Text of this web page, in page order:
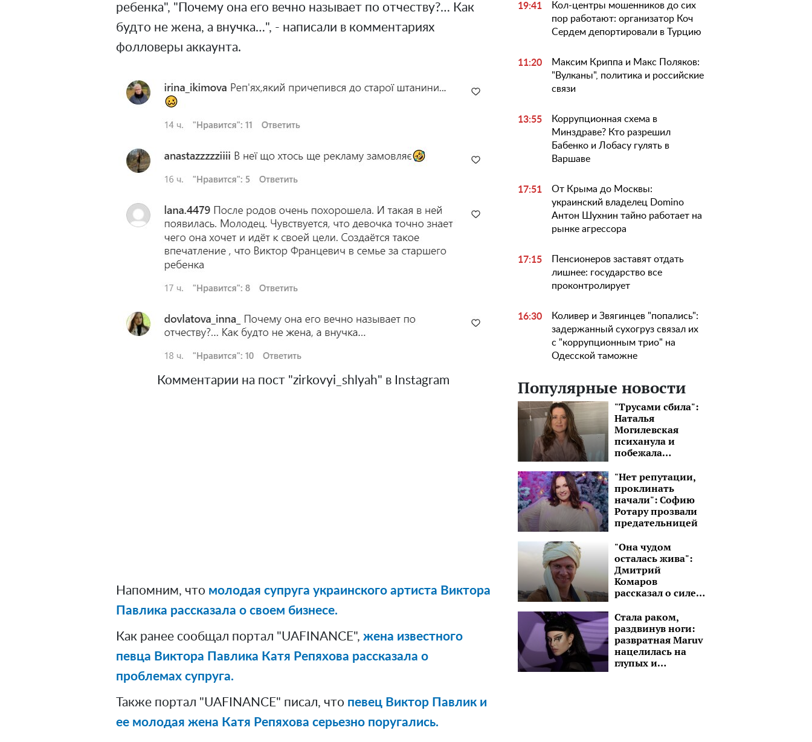
ребенка", "Почему она его вечно называет по отчеству?… Как
будто не жена, а внучка…", - написали в комментариях
фолловеры аккаунта.
Комментарии на пост "zirkovyi_shlyah" в Instagram
Напомним, что молодая супруга украинского артиста Виктора
Павлика рассказала о своем бизнесе.
Как ранее сообщал портал "UAFINANCE", жена известного
певца Виктора Павлика Катя Репяхова рассказала о
проблемах супруга.
Также портал "UAFINANCE" писал, что певец Виктор Павлик и
ее молодая жена Катя Репяхова серьезно поругались.
19:41
Кол-центры мошенников до сих
пор работают: организатор Коч
Сердем депортировали в Турцию
11:20
Максим Криппа и Макс Поляков:
"Вулканы", политика и российские
связи
13:55
Коррупционная схема в
Минздраве? Кто разрешил
Бабенко и Лобасу гулять в
Варшаве
17:51
От Крыма до Москвы:
украинский владелец Domino
Антон Шухнин тайно работает на
рынке агрессора
17:15
Пенсионеров заставят отдать
лишнее: государство все
проконтролирует
16:30
Коливер и Звягинцев "попались":
задержанный сухогруз связал их
с "коррупционным трио" на
Одесской таможне
Популярные новости
"Трусами сбила":
Наталья
Могилевская
психанула и
побежала
дрон-камикадзе
"Нет репутации,
проклинать
начали": Софию
Ротару прозвали
предательницей
"Она чудом
осталась жива":
Дмитрий
Комаров
рассказал о силе
девушки без рук и
ноги
Стала раком,
раздвинув ноги:
развратная Maruv
нацелилась на
глупых и